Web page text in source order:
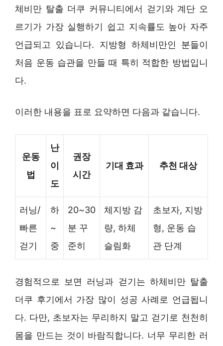
체비만 탈출 더쿠 커뮤니티에서 걷기와 계단 오
르기가 가장 실행하기 쉽고 지속률도 높아 자주
언급되고 있습니다. 지방형 하체비만인 분들이
처음 운동 습관을 만들 때 특히 적합한 방법입니
다.
이러한 내용을 표로 요약하면 다음과 같습니다.
운동
법
난
이
도
권장
시간
기대 효과 추천 대상
러닝/
빠른
걷기
하
~
중
20~30
분 꾸
준히
체지방 감
량, 하체
슬림화
초보자, 지방
형, 운동 습
관 단계
경험적으로 보면 러닝과 걷기는 하체비만 탈출
더쿠 후기에서 가장 많이 성공 사례로 언급됩니
다. 다만, 초보자는 무리하지 말고 걷기로 천천히
몸을 만드는 것이 바람직합니다. 너무 무리한 러